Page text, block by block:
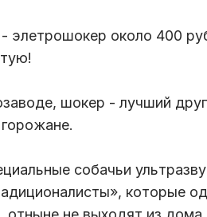
элетрошокер около 400
шокер - лучший
собачьи
которые